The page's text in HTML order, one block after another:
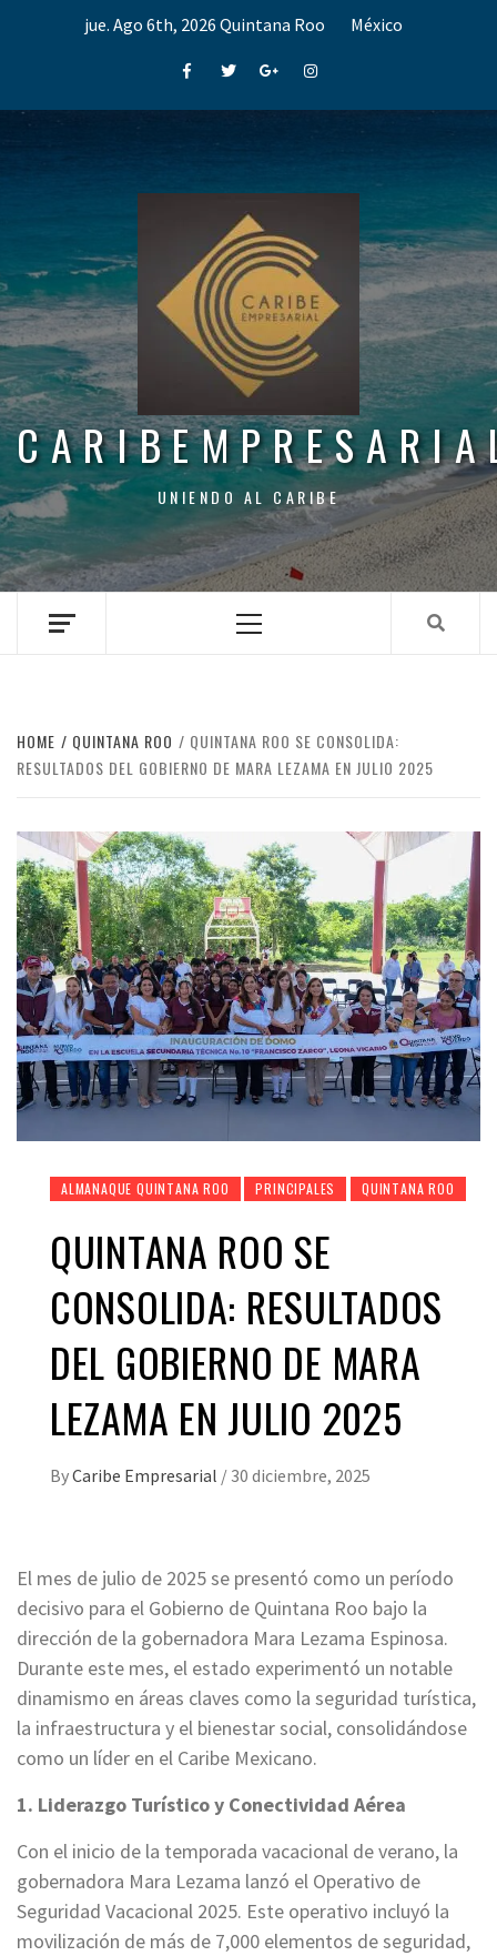
jue. Ago 6th, 2026 Quintana Roo México
FacebookTwitterGoogle+Instagram
UNIENDO AL CARIBE
Menu
HOME QUINTANA ROO
QUINTANA ROO SE CONSOLIDA:
RESULTADOS DEL GOBIERNO DE MARA LEZAMA EN JULIO 2025
ALMANAQUE QUINTANA ROO PRINCIPALES QUINTANA ROO
QUINTANA ROO SE
CONSOLIDA: RESULTADOS
DEL GOBIERNO DE MARA
LEZAMA EN JULIO 2025
ByCaribe Empresarial / 30 diciembre, 2025
El mes de julio de 2025 se presentó como un período
decisivo para el Gobierno de Quintana Roo bajo la
dirección de la gobernadora Mara Lezama Espinosa.
Durante este mes, el estado experimentó un notable
dinamismo en áreas claves como la seguridad turística,
la infraestructura y el bienestar social, consolidándose
como un líder en el Caribe Mexicano.
1. Liderazgo Turístico y Conectividad Aérea
Con el inicio de la temporada vacacional de verano, la
gobernadora Mara Lezama lanzó el Operativo de
Seguridad Vacacional 2025. Este operativo incluyó la
movilización de más de 7,000 elementos de seguridad,